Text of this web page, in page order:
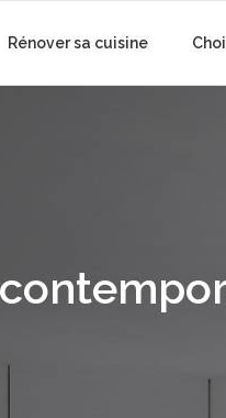
Rénover sa cuisine